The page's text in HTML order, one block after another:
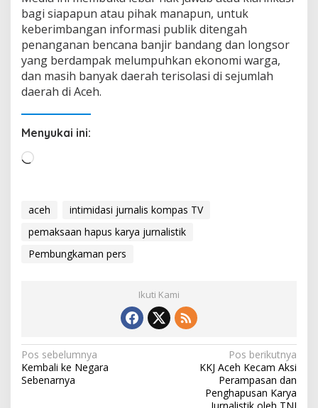
bagi siapapun atau pihak manapun, untuk
keberimbangan informasi publik ditengah
penanganan bencana banjir bandang dan longsor
yang berdampak melumpuhkan ekonomi warga,
dan masih banyak daerah terisolasi di sejumlah
daerah di Aceh.
Menyukai ini:
u
t
.
aceh
intimidasi jurnalis kompas TV
pemaksaan hapus karya jurnalistik
Pembungkaman pers
Ikuti Kami
N
a
Pos sebelumnya
Kembali ke Negara
Sebenarnya
Pos berikutnya
KKJ Aceh Kecam Aksi
Perampasan dan
Penghapusan Karya